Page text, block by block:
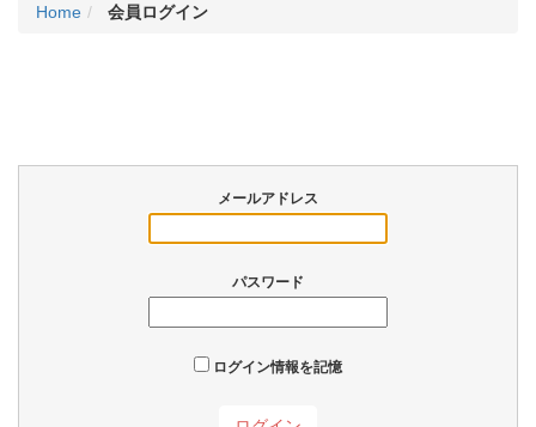
Home 会員ログイン
メールアドレス
パスワード
ログイン情報を記憶